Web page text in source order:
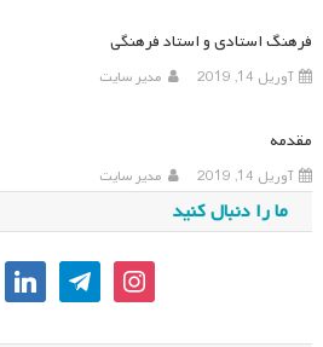
فرهنگ استادی و استاد فرهنگی
آوریل 14, 2019 مدیر سایت
مقدمه
آوریل 14, 2019 مدیر سایت
ما را دنبال کنید
instagram
telegram
linkedin